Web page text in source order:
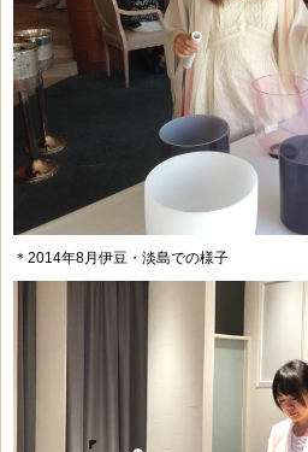
＊2014年8月伊豆・淡島での様子